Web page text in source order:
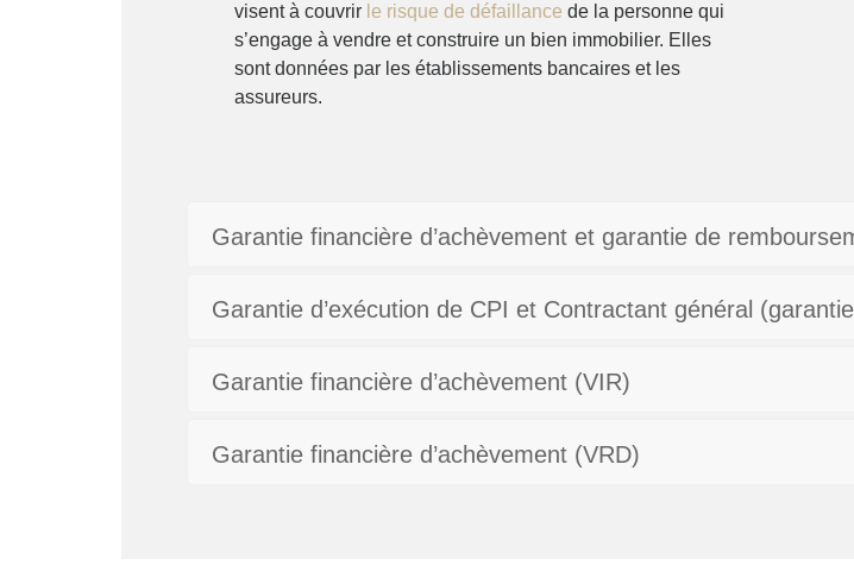
visent à couvrir le risque de défaillance de la personne qui
s’engage à vendre et construire un bien immobilier. Elles
sont données par les établissements bancaires et les
assureurs.
Garantie financière d’achèvement et garantie de
Garantie d’exécution de CPI et Contractant général
Garantie financière d’achèvement (VIR)
Garantie financière d’achèvement (VRD)